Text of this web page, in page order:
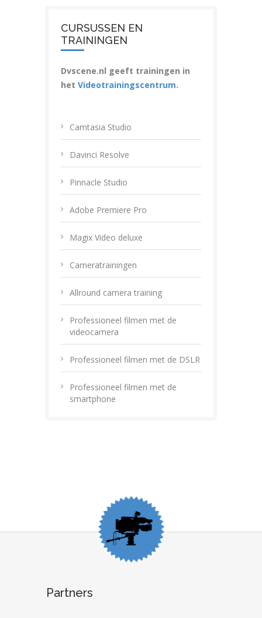
CURSUSSEN EN
TRAININGEN
Dvscene.nl geeft trainingen in
het Videotrainingscentrum.
Camtasia Studio
Davinci Resolve
Pinnacle Studio
Adobe Premiere Pro
Magix Video deluxe
Cameratrainingen
Allround camera training
Professioneel filmen met de
videocamera
Professioneel filmen met de DSLR
Professioneel filmen met de
smartphone
Partners